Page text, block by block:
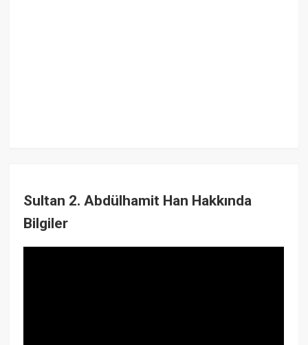
Sultan 2. Abdülhamit Han Hakkında
Bilgiler